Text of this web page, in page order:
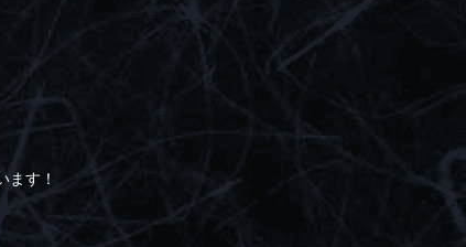
ます！